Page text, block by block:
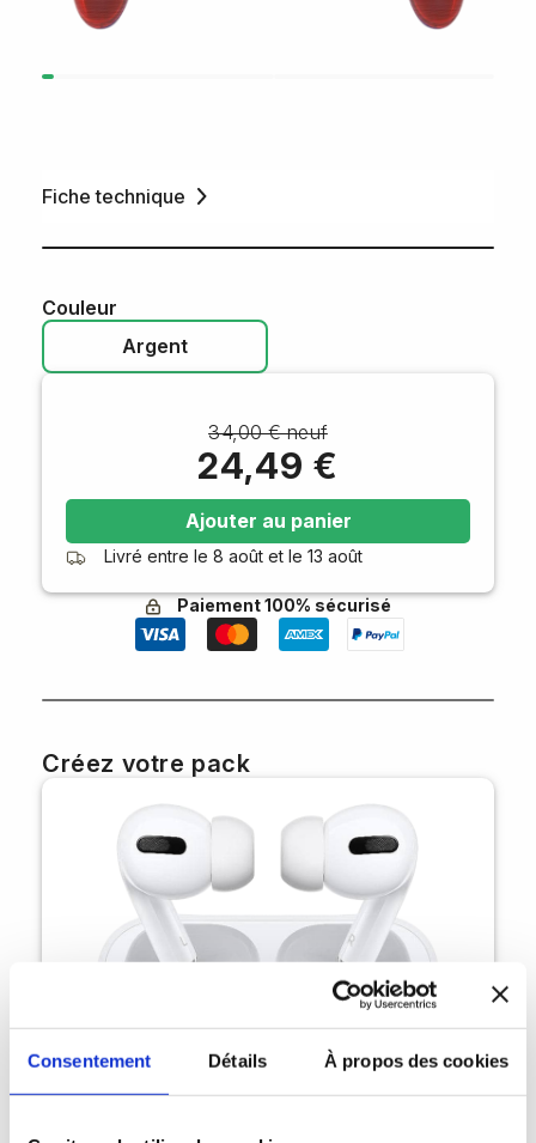
Consentement Détails À propos des cookies
Fiche technique
Couleur
Argent
34,00 € neuf
24,49 €
Ajouter au panier
Livré entre le 8 août et le 13 août
Paiement 100% sécurisé
Créez votre pack